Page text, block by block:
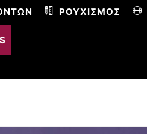
ΡΟΥΧΙΣΜΌΣ